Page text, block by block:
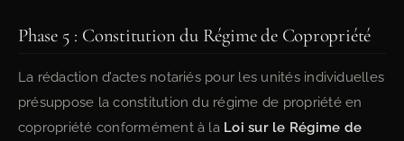
Phase 5 : Constitution du Régime de Copropriété
La rédaction d’actes notariés pour les unités individuelles
présuppose la constitution du régime de propriété en
copropriété conformément à la Loi sur le Régime de